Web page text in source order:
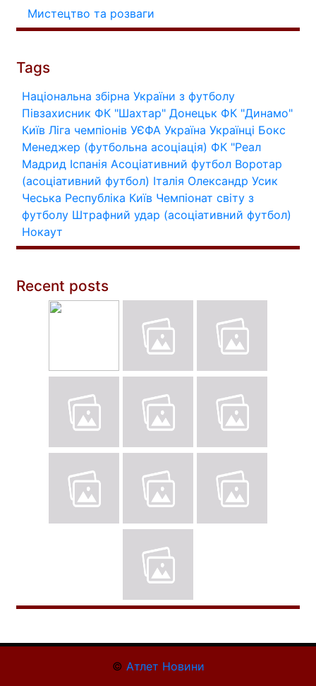
Мистецтво та розваги
Tags
Національна збірна України з футболу
Півзахисник ФК "Шахтар" Донецьк ФК "Динамо"
Київ Ліга чемпіонів УЄФА Україна Українці Бокс
Менеджер (футбольна асоціація) ФК "Реал
Мадрид Іспанія Асоціативний футбол Воротар
(асоціативний футбол) Італія Олександр Усик
Чеська Республіка Київ Чемпіонат світу з
футболу Штрафний удар (асоціативний футбол)
Нокаут
Recent posts
© Атлет Новини